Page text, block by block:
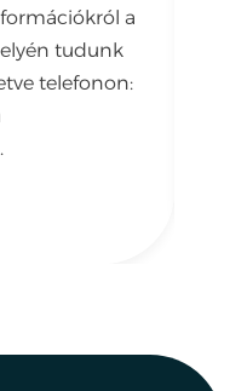
a
tudunk
telefonon: